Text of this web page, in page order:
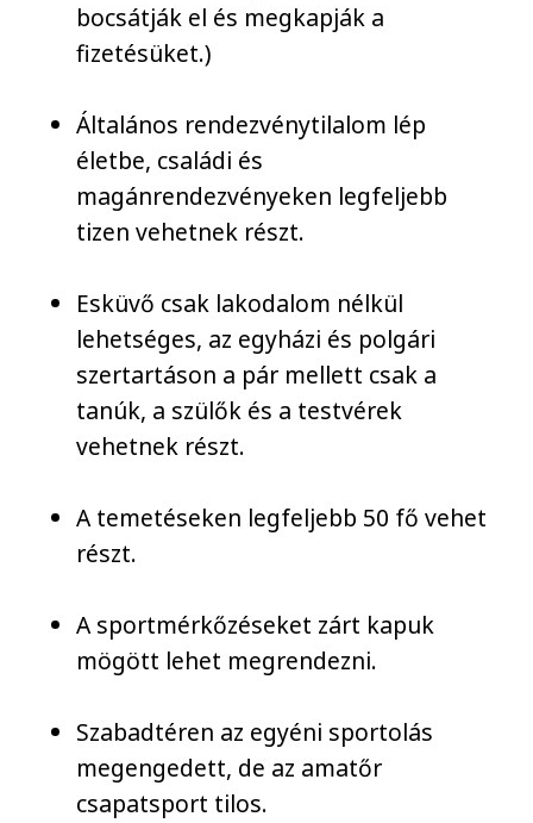
bocsátják el és megkapják a
fizetésüket.)
Általános rendezvénytilalom lép
életbe, családi és
magánrendezvényeken legfeljebb
tizen vehetnek részt.
Esküvő csak lakodalom nélkül
lehetséges, az egyházi és polgári
szertartáson a pár mellett csak a
tanúk, a szülők és a testvérek
vehetnek részt.
A temetéseken legfeljebb 50 fő vehet
részt.
A sportmérkőzéseket zárt kapuk
mögött lehet megrendezni.
Szabadtéren az egyéni sportolás
megengedett, de az amatőr
csapatsport tilos.